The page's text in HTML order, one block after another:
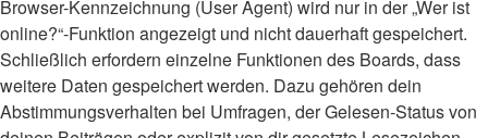
Browser-Kennzeichnung (User Agent) wird nur in der „Wer ist
online?“-Funktion angezeigt und nicht dauerhaft gespeichert.
Schließlich erfordern einzelne Funktionen des Boards, dass
weitere Daten gespeichert werden. Dazu gehören dein
Abstimmungsverhalten bei Umfragen, der Gelesen-Status von